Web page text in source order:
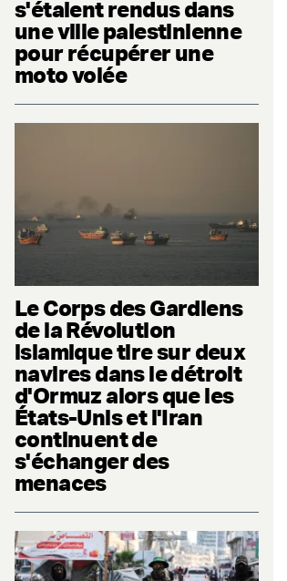
s'étaient rendus dans
une ville palestinienne
pour récupérer une
moto volée
Le Corps des Gardiens
de la Révolution
islamique tire sur deux
navires dans le détroit
d'Ormuz alors que les
États-Unis et l'Iran
continuent de
s'échanger des
menaces